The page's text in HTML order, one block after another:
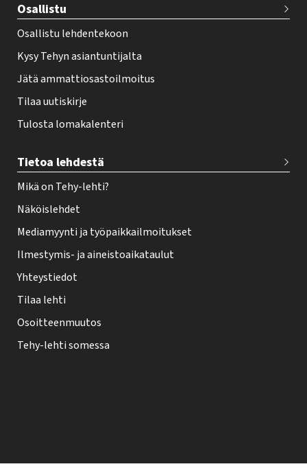
r
Osallistu
Osallistu lehdentekoon
Kysy Tehyn asiantuntijalta
Jätä ammattiosastoilmoitus
Tilaa uutiskirje
Tulosta lomakalenteri
Tietoa lehdestä
Mikä on Tehy-lehti?
Näköislehdet
Mediamyynti ja työpaikkailmoitukset
Ilmestymis- ja aineistoaikataulut
Yhteystiedot
Tilaa lehti
Osoitteenmuutos
Tehy-lehti somessa